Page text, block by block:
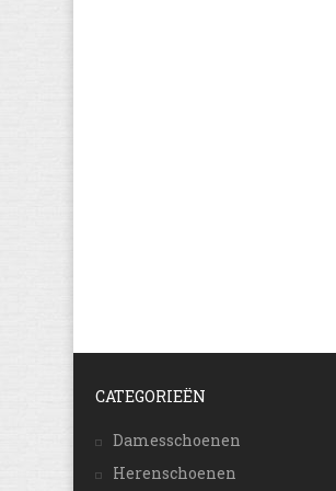
CATEGORIEËN
Damesschoenen
Herenschoenen